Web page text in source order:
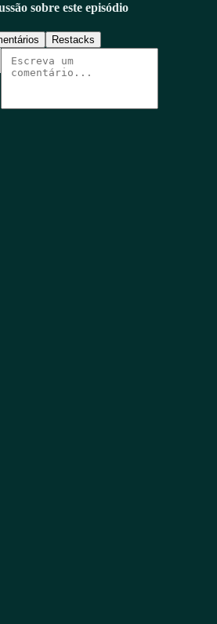
sobre este episódio
Restacks